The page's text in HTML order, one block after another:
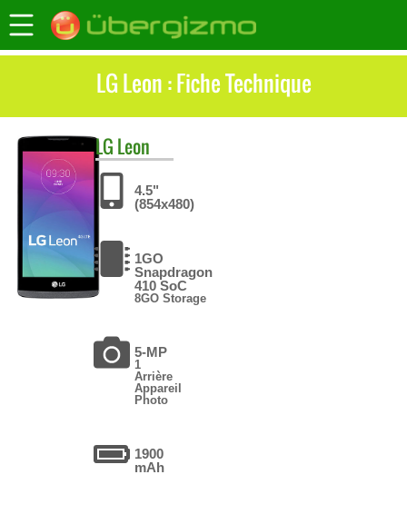
LG Leon : Fiche Technique
LG Leon
4.5"
(854x480)
1GO
Snapdragon
410 SoC
8GO Storage
5-MP
1
Arrière
Appareil
Photo
1900
mAh